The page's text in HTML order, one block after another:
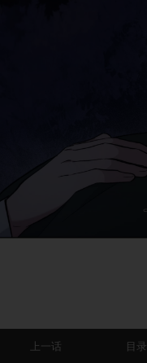
上一话 目录